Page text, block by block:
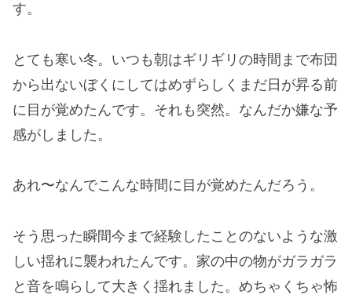
す。
とても寒い冬。いつも朝はギリギリの時間まで布団
から出ないぼくにしてはめずらしくまだ日が昇る前
に目が覚めたんです。それも突然。なんだか嫌な予
感がしました。
あれ〜なんでこんな時間に目が覚めたんだろう。
そう思った瞬間今まで経験したことのないような激
しい揺れに襲われたんです。家の中の物がガラガラ
と音を鳴らして大きく揺れました。めちゃくちゃ怖